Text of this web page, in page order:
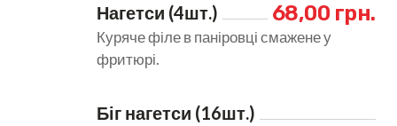
Нагетси (4шт.) 68,00 грн.
Куряче філе в паніровці смажене у
фритюрі.
Біг нагетси (16шт.)